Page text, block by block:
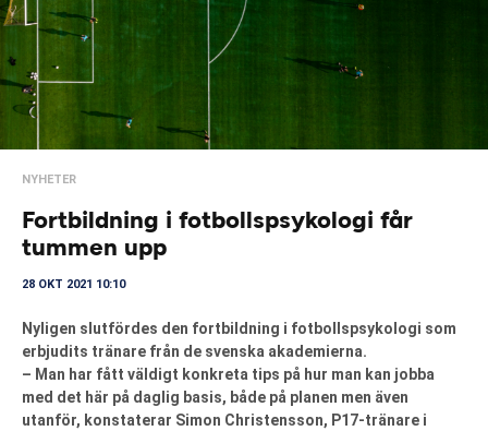
NYHETER
Fortbildning i fotbollspsykologi får
tummen upp
28 OKT 2021 10:10
Nyligen slutfördes den fortbildning i fotbollspsykologi som
erbjudits tränare från de svenska akademierna.
– Man har fått väldigt konkreta tips på hur man kan jobba
med det här på daglig basis, både på planen men även
utanför, konstaterar Simon Christensson, P17-tränare i